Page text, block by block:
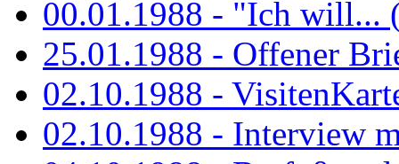
00.01.1988 - "Ich will...
25.01.1988 - Offener
02.10.1988 -
02.10.1988 - Interview